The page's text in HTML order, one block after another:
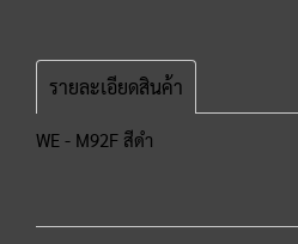
รายละเอียดสินค้า
WE - M92F สีดำ